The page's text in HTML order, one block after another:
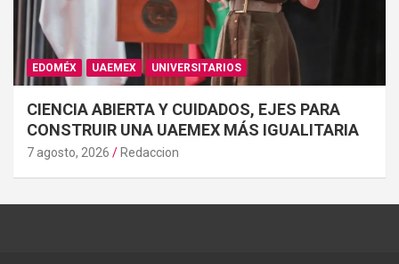
EDOMÉX UAEMEX UNIVERSITARIOS
CIENCIA ABIERTA Y CUIDADOS, EJES PARA
CONSTRUIR UNA UAEMEX MÁS IGUALITARIA
7 agosto, 2026 Redaccion